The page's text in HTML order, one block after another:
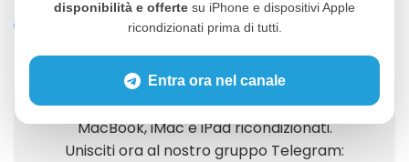
GARANZIA: 12 mesi – Batteria (3 mesi
Ricevi in anteprima le offerte su iPhone,
MacBook, iMac e iPad ricondizionati.
Unisciti ora al nostro gruppo Telegram:
disponibilità e offerte su iPhone e dispositivi Apple
ricondizionati prima di tutti.
Entra ora nel canale